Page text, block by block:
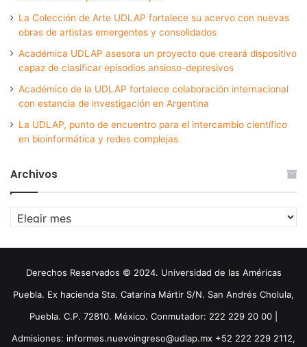
La Colección de Arte UDLAP fortalece su acervo con nuevas
obras de artistas emergentes y consolidados
Académica UDLAP asesora un proyecto que creará dispositivo
capaz de clasificar episodios ansioso-depresivos
Académico de la UDLAP fortalece colaboración internacional
con estancia de investigación en Argentina
La UDLAP, punto de encuentro para el intercambio científico
en bioinformática y redes complejas
Archivos
Archivos
Derechos Reservados © 2024. Universidad de las Américas
Puebla. Ex hacienda Sta. Catarina Mártir S/N. San Andrés Cholula,
Puebla. C.P. 72810. México. Conmutador: 222 229 20 00 |
Admisiones: informes.nuevoingreso@udlap.mx +52 222 229 2112,